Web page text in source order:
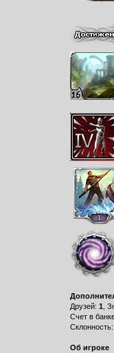
Друзей: 1 ,
Счет в
Об игроке